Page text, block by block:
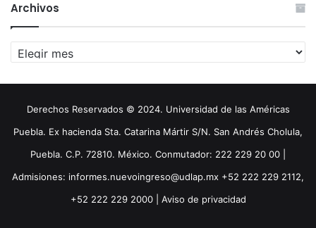
Archivos
Archivos
Derechos Reservados © 2024. Universidad de las Américas
Puebla. Ex hacienda Sta. Catarina Mártir S/N. San Andrés Cholula,
Puebla. C.P. 72810. México. Conmutador: 222 229 20 00 |
Admisiones: informes.nuevoingreso@udlap.mx +52 222 229 2112,
+52 222 229 2000 | Aviso de privacidad